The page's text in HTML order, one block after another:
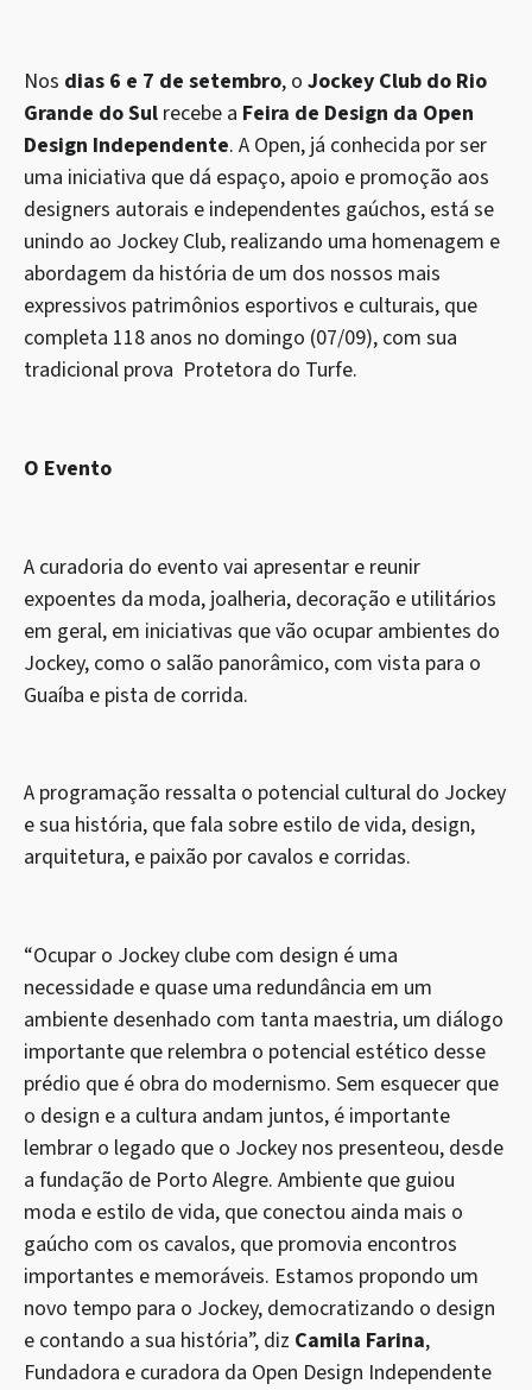
Nos dias 6 e 7 de setembro, o Jockey Club do Rio
Grande do Sul recebe a Feira de Design da Open
Design Independente. A Open, já conhecida por ser
uma iniciativa que dá espaço, apoio e promoção aos
designers autorais e independentes gaúchos, está se
unindo ao Jockey Club, realizando uma homenagem e
abordagem da história de um dos nossos mais
expressivos patrimônios esportivos e culturais, que
completa 118 anos no domingo (07/09), com sua
tradicional prova Protetora do Turfe.
O Evento
A curadoria do evento vai apresentar e reunir
expoentes da moda, joalheria, decoração e utilitários
em geral, em iniciativas que vão ocupar ambientes do
Jockey, como o salão panorâmico, com vista para o
Guaíba e pista de corrida.
A programação ressalta o potencial cultural do Jockey
e sua história, que fala sobre estilo de vida, design,
arquitetura, e paixão por cavalos e corridas.
“Ocupar o Jockey clube com design é uma
necessidade e quase uma redundância em um
ambiente desenhado com tanta maestria, um diálogo
importante que relembra o potencial estético desse
prédio que é obra do modernismo. Sem esquecer que
o design e a cultura andam juntos, é importante
lembrar o legado que o Jockey nos presenteou, desde
a fundação de Porto Alegre. Ambiente que guiou
moda e estilo de vida, que conectou ainda mais o
gaúcho com os cavalos, que promovia encontros
importantes e memoráveis. Estamos propondo um
novo tempo para o Jockey, democratizando o design
e contando a sua história”, diz Camila Farina,
Fundadora e curadora da Open Design Independente